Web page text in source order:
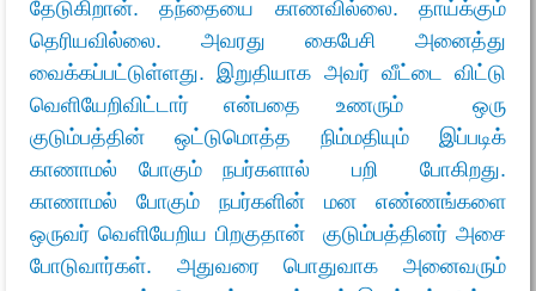
தேடுகிறான். தந்தையை காணவில்லை. தாய்க்கும்
தெரியவில்லை. அவரது கைபேசி அனைத்து
வைக்கப்பட்டுள்ளது. இறுதியாக அவர் வீட்டை விட்டு
வெளியேறிவிட்டார் என்பதை உணரும் ஒரு
குடும்பத்தின் ஒட்டுமொத்த நிம்மதியும் இப்படிக்
காணாமல் போகும் நபர்களால் பறி போகிறது.
காணாமல் போகும் நபர்களின் மன எண்ணங்களை
ஒருவர் வெளியேறிய பிறகுதான் குடும்பத்தினர் அசை
போடுவார்கள். அதுவரை பொதுவாக அனைவரும்